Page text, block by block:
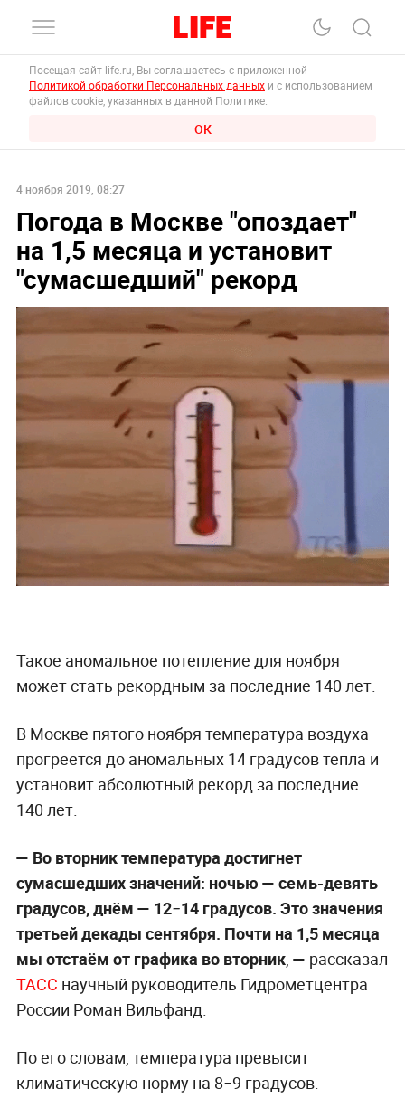
Посещая сайт life.ru, Вы соглашаетесь с приложенной
Политикой обработки Персональных данных и с использованием
файлов cookie, указанных в данной Политике.
ОК
4 ноября 2019, 08:27
Погода в Москве "опоздает"
на 1,5 месяца и установит
"сумасшедший" рекорд
Такое аномальное потепление для ноября
может стать рекордным за последние 140 лет.
В Москве пятого ноября температура воздуха
прогреется до аномальных 14 градусов тепла и
установит абсолютный рекорд за последние
140 лет.
— Во вторник температура достигнет
сумасшедших значений: ночью — семь-девять
градусов, днём — 12−14 градусов. Это значения
третьей декады сентября. Почти на 1,5 месяца
мы отстаём от графика во вторник, — рассказал
ТАСС научный руководитель Гидрометцентра
России Роман Вильфанд.
По его словам, температура превысит
климатическую норму на 8−9 градусов.